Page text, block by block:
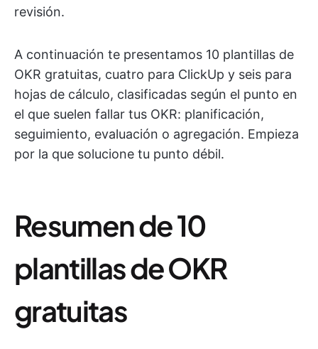
revisión.
A continuación te presentamos 10 plantillas de
OKR gratuitas, cuatro para ClickUp y seis para
hojas de cálculo, clasificadas según el punto en
el que suelen fallar tus OKR: planificación,
seguimiento, evaluación o agregación. Empieza
por la que solucione tu punto débil.
Resumen de 10
plantillas de OKR
gratuitas